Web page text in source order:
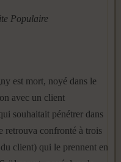
Populaire
est mort, noyé dans le
avec un client
souhaitait pénétrer dans
retrouva confronté à trois
client) qui le prennent en